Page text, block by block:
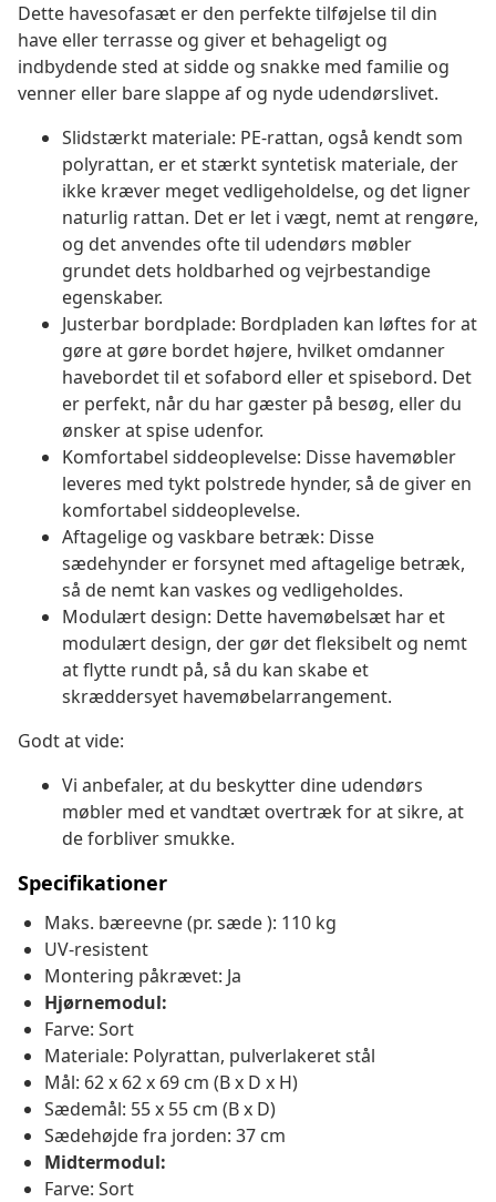
Dette havesofasæt er den perfekte tilføjelse til din
have eller terrasse og giver et behageligt og
indbydende sted at sidde og snakke med familie og
venner eller bare slappe af og nyde udendørslivet.
Slidstærkt materiale: PE-rattan, også kendt som
polyrattan, er et stærkt syntetisk materiale, der
ikke kræver meget vedligeholdelse, og det ligner
naturlig rattan. Det er let i vægt, nemt at rengøre,
og det anvendes ofte til udendørs møbler
grundet dets holdbarhed og vejrbestandige
egenskaber.
Justerbar bordplade: Bordpladen kan løftes for at
gøre at gøre bordet højere, hvilket omdanner
havebordet til et sofabord eller et spisebord. Det
er perfekt, når du har gæster på besøg, eller du
ønsker at spise udenfor.
Komfortabel siddeoplevelse: Disse havemøbler
leveres med tykt polstrede hynder, så de giver en
komfortabel siddeoplevelse.
Aftagelige og vaskbare betræk: Disse
sædehynder er forsynet med aftagelige betræk,
så de nemt kan vaskes og vedligeholdes.
Modulært design: Dette havemøbelsæt har et
modulært design, der gør det fleksibelt og nemt
at flytte rundt på, så du kan skabe et
skræddersyet havemøbelarrangement.
Godt at vide:
Vi anbefaler, at du beskytter dine udendørs
møbler med et vandtæt overtræk for at sikre, at
de forbliver smukke.
Specifikationer
Maks. bæreevne (pr. sæde ): 110 kg
UV-resistent
Montering påkrævet: Ja
Hjørnemodul:
Farve: Sort
Materiale: Polyrattan, pulverlakeret stål
Mål: 62 x 62 x 69 cm (B x D x H)
Sædemål: 55 x 55 cm (B x D)
Sædehøjde fra jorden: 37 cm
Midtermodul:
Farve: Sort